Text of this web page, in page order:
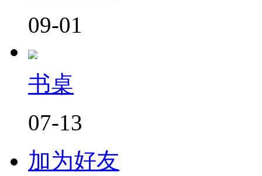
09-01
书桌
07-13
加为好友